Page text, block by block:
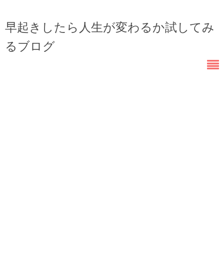
早起きしたら人生が変わるか試してみ
るブログ